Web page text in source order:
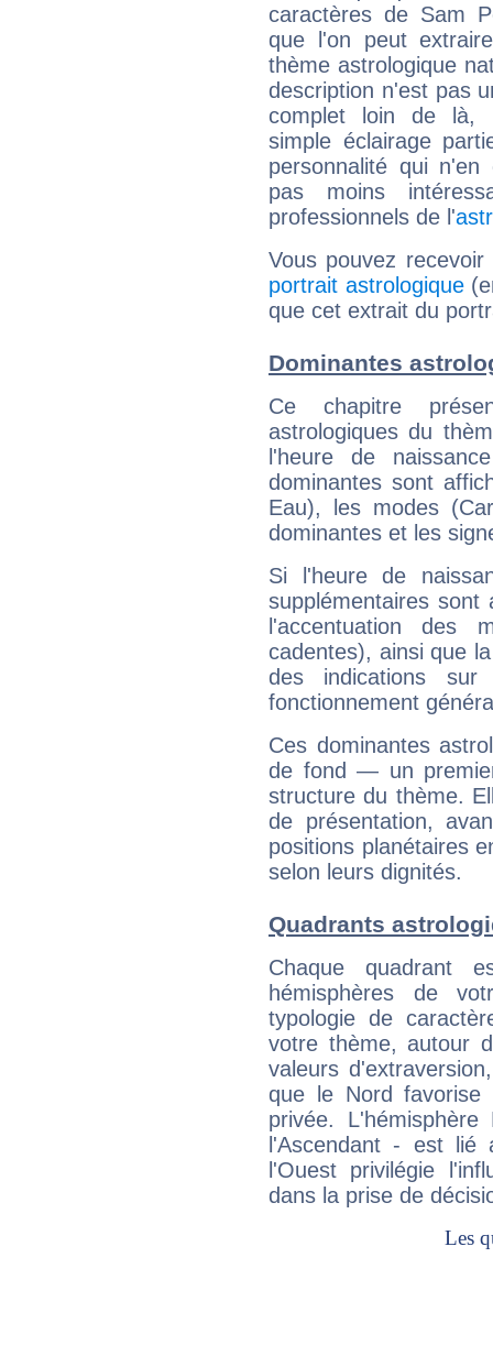
caractères de Sam
que l'on peut
thème astrologique
description n'est pas
complet loin de là,
simple éclairage
personnalité qui n'en
pas moins
professionnels de l'
Vous pouvez
portrait astrologique
que cet extrait du
Dominantes
Ce chapitre
astrologiques du
l'heure de
dominantes sont
Eau), les modes
dominantes et les
Si l'heure de
supplémentaires sont
l'accentuation des
cadentes), ainsi que
des indications sur
fonctionnement
Ces dominantes
de fond — un
structure du thème.
de présentation,
positions planétaires
selon leurs dignités.
Quadrants
Chaque quadrant
hémisphères de
typologie de
votre thème, autour
valeurs
que le Nord favorise
privée.
l'Ascendant - est
l'Ouest privilégie
dans la prise de